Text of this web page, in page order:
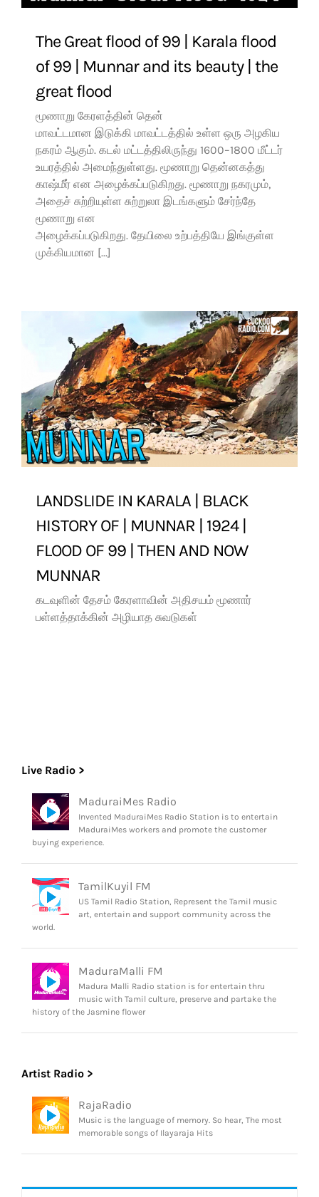
The Great flood of 99 | Karala flood
of 99 | Munnar and its beauty | the
great flood
மூணாறு கேரளத்தின் தென்
மாவட்டமான இடுக்கி மாவட்டத்தில் உள்ள ஒரு அழகிய
நகரம் ஆகும். கடல் மட்டத்திலிருந்து 1600–1800 மீட்டர்
உயரத்தில் அமைந்துள்ளது. மூணாறு தென்னகத்து
காஷ்மீர் என அழைக்கப்படுகிறது. மூணாறு நகரமும்,
அதைச் சுற்றியுள்ள சுற்றுலா இடங்களும் சேர்ந்தே
மூணாறு என
அழைக்கப்படுகிறது. தேயிலை உற்பத்தியே இங்குள்ள
முக்கியமான [...]
LANDSLIDE IN KARALA | BLACK
HISTORY OF | MUNNAR | 1924 |
FLOOD OF 99 | THEN AND NOW
MUNNAR
கடவுளின் தேசம் கேரளாவின் அதிசயம் மூணார்
பள்ளத்தாக்கின் அழியாத சுவடுகள்
Live Radio >
MaduraiMes Radio
Invented MaduraiMes Radio Station is to entertain
MaduraiMes workers and promote the customer
buying experience.
TamilKuyil FM
US Tamil Radio Station, Represent the Tamil music
art, entertain and support community across the
world.
MaduraMalli FM
Madura Malli Radio station is for entertain thru
music with Tamil culture, preserve and partake the
history of the Jasmine flower
Artist Radio >
RajaRadio
Music is the language of memory. So hear, The most
memorable songs of Ilayaraja Hits